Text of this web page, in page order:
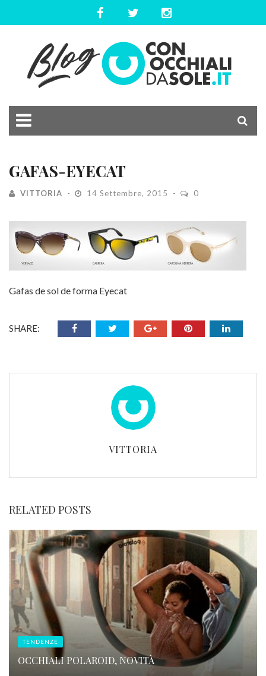
GAFAS-EYECAT
VITTORIA 14 Settembre, 2015 0
Gafas de sol de forma Eyecat
SHARE:
VITTORIA
RELATED POSTS
TENDENZE
OCCHIALI POLAROID, NOVITÀ